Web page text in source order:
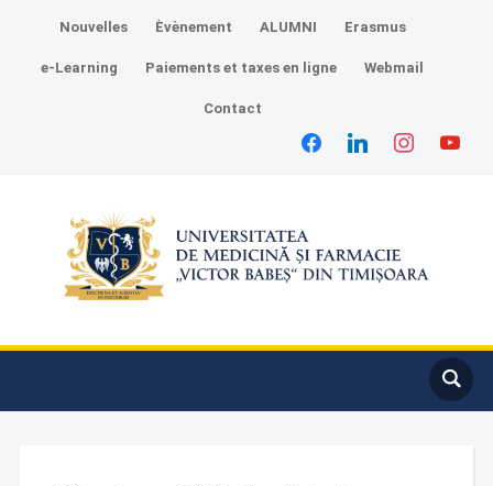
Nouvelles Èvènement ALUMNI Erasmus
e-Learning Paiements et taxes en ligne Webmail
Contact